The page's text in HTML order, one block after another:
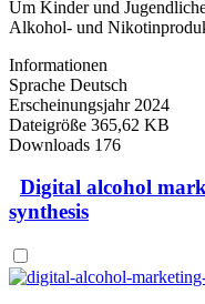
Um Kinder und
Alkohol- und
Informationen
Sprache Deutsch
Erscheinungsjahr 2024
Dateigröße 365,62 KB
Downloads 176
Digital alcohol
synthesis